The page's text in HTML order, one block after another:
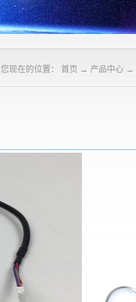
您现在的位置： 首页 → 产品中心 →